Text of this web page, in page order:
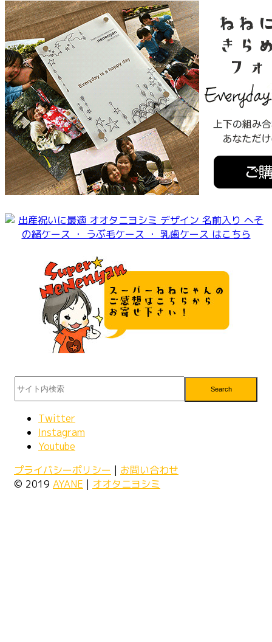
Search
Twitter
Instagram
Youtube
プライバシーポリシー | お問い合わせ
© 2019 AYANE | オオタニヨシミ